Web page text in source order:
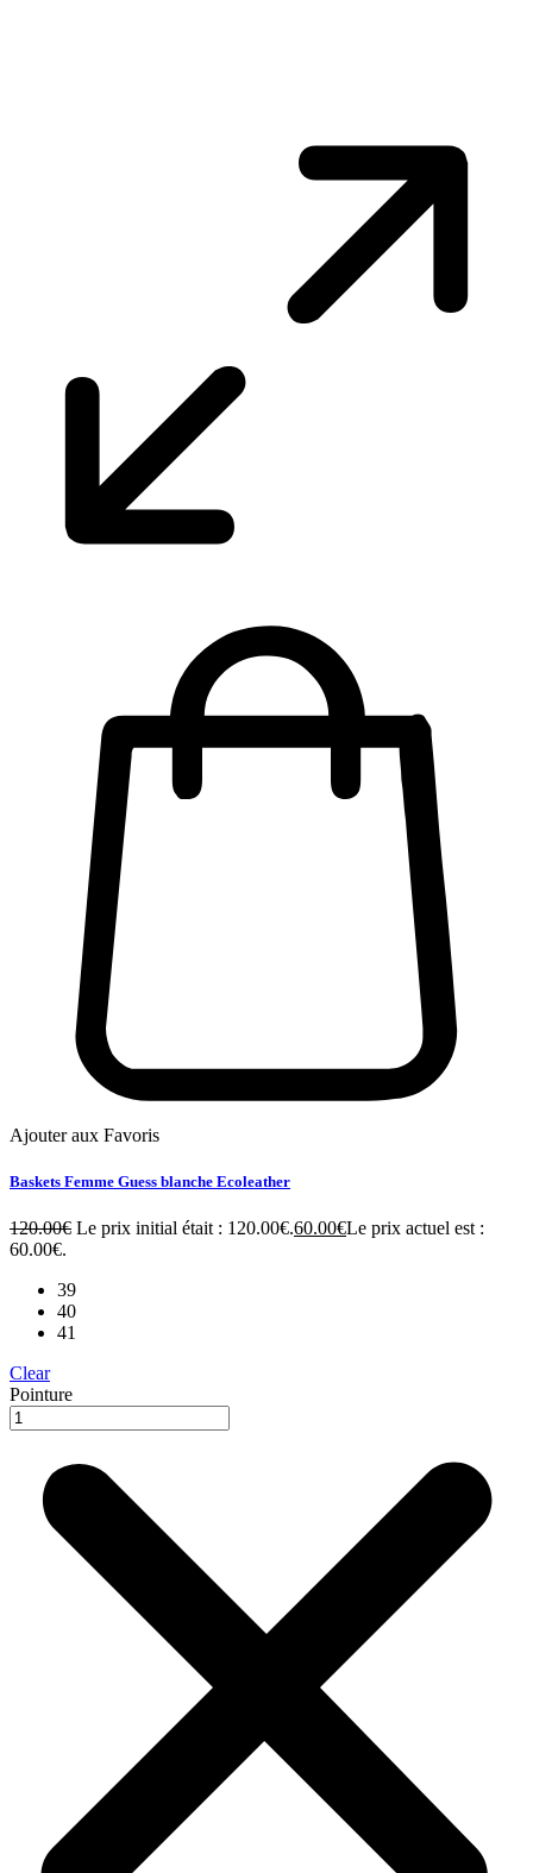
Ajouter aux Favoris
Baskets Femme Guess blanche Ecoleather
120.00€ Le prix initial était : 120.00€.60.00€Le prix actuel est :
60.00€.
39
40
41
Clear
Pointure